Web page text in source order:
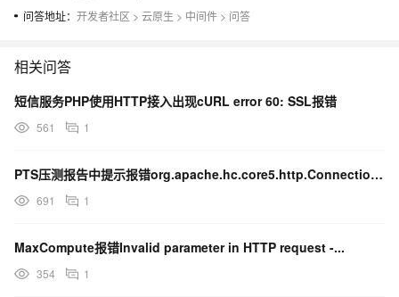
问答地址： 开发者社区 > 云原生 > 中间件 > 问答
相关问答
短信服务PHP使用HTTP接入出现cURL error 60: SSL报错
561 1
PTS压测报告中提示报错org.apache.hc.core5.http.Connection...
691 1
MaxCompute报错Invalid parameter in HTTP request -...
354 1